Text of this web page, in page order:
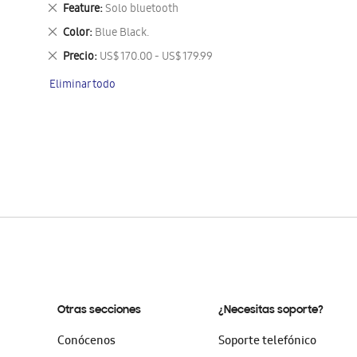
artículo
Feature Solo bluetooth
Eliminar
este
artículo
Color Blue Black.
Eliminar
este
artículo
Precio US$ 170.00 - US$ 179.99
Eliminar
artículo
Eliminar todo
Otras secciones
Conócenos
¿Necesitas soporte?
Soporte telefónico